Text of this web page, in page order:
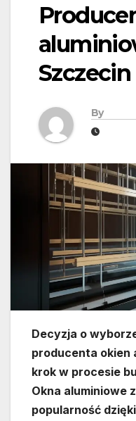
Szczecin
By
Decyzja o
producenta okien
krok w procesie
Okna aluminiowe
popularność